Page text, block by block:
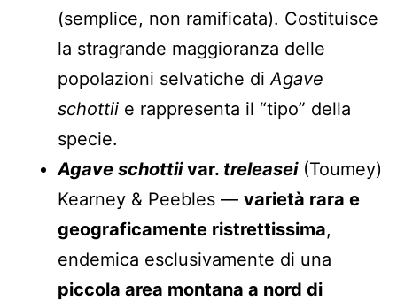
(semplice, non ramificata). Costituisce
la stragrande maggioranza delle
popolazioni selvatiche di Agave
schottii e rappresenta il “tipo” della
specie.
Agave schottiivar. treleasei(Toumey)
Kearney & Peebles — varietà rara e
geograficamente ristrettissima,
endemica esclusivamente di una
piccola area montana a nord di